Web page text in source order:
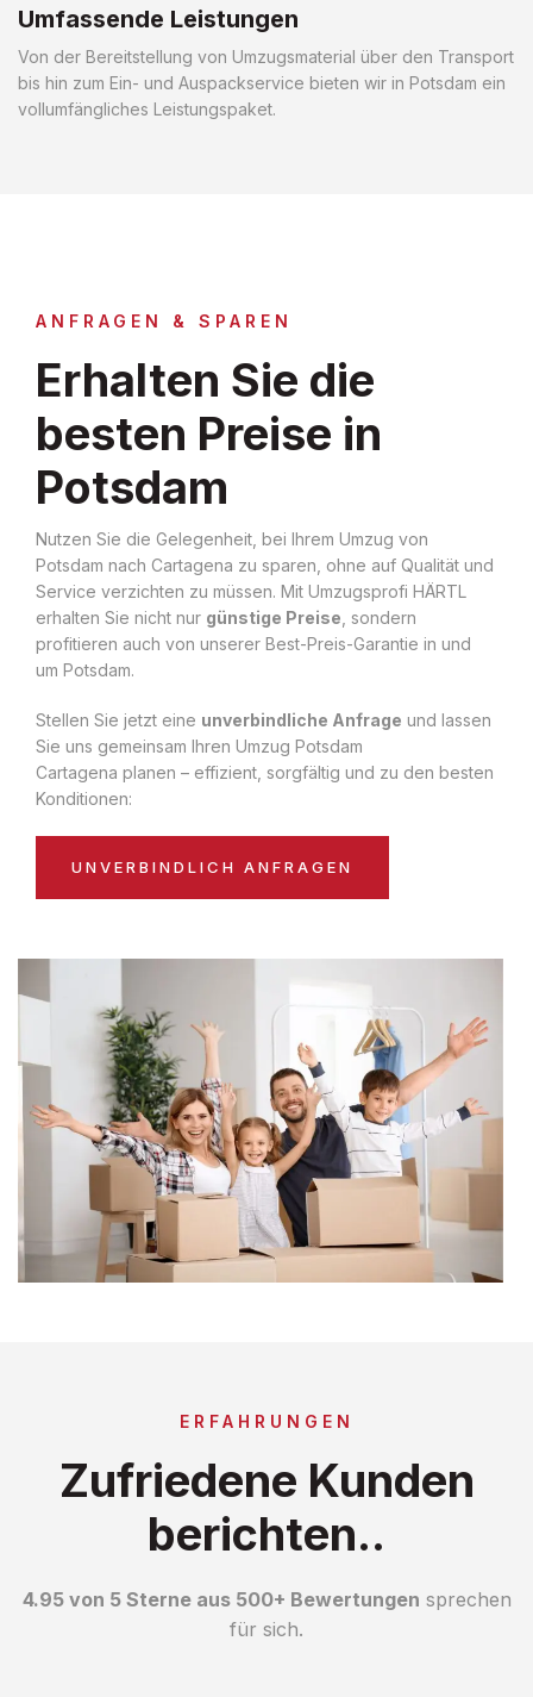
Umfassende Leistungen
Von der Bereitstellung von Umzugsmaterial über den Transport
bis hin zum Ein- und Auspackservice bieten wir in Potsdam ein
vollumfängliches Leistungspaket.
ANFRAGEN & SPAREN
Erhalten Sie die
besten Preise in
Potsdam
Nutzen Sie die Gelegenheit, bei Ihrem Umzug von
Potsdam nach Cartagena zu sparen, ohne auf Qualität und
Service verzichten zu müssen. Mit Umzugsprofi HÄRTL
erhalten Sie nicht nur günstige Preise , sondern
profitieren auch von unserer Best-Preis-Garantie in und
um Potsdam.
Stellen Sie jetzt eine unverbindliche Anfrage und lassen
Sie uns gemeinsam Ihren Umzug Potsdam
Cartagena planen – effizient, sorgfältig und zu den besten
Konditionen:
UNVERBINDLICH ANFRAGEN
ERFAHRUNGEN
Zufriedene Kunden
berichten..
4.95 von 5 Sterne aus 500+ Bewertungen sprechen
für sich.